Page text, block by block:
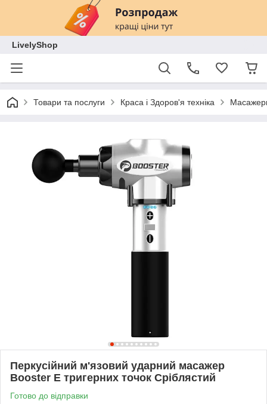
LivelyShop
Товари та послуги Краса і Здоров'я техніка
Перкусійний м'язовий ударний масажер
Booster Е тригерних точок Сріблястий
Готово до відправки